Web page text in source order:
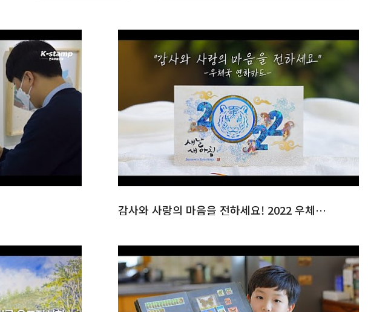
감사와 사랑의 마음을 전하세요! 2022 우체국 연하카드